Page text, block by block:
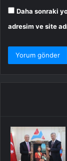
Daha sonraki
adresim ve site